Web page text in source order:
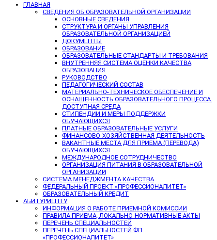
ГЛАВНАЯ
СВЕДЕНИЯ ОБ ОБРАЗОВАТЕЛЬНОЙ ОРГАНИЗАЦИИ
ОСНОВНЫЕ СВЕДЕНИЯ
СТРУКТУРА И ОРГАНЫ УПРАВЛЕНИЯ
ОБРАЗОВАТЕЛЬНОЙ ОРГАНИЗАЦИЕЙ
ДОКУМЕНТЫ
ОБРАЗОВАНИЕ
ОБРАЗОВАТЕЛЬНЫЕ СТАНДАРТЫ И ТРЕБОВАНИЯ
ВНУТРЕННЯЯ СИСТЕМА ОЦЕНКИ КАЧЕСТВА
ОБРАЗОВАНИЯ
РУКОВОДСТВО
ПЕДАГОГИЧЕСКИЙ СОСТАВ
МАТЕРИАЛЬНО-ТЕХНИЧЕСКОЕ ОБЕСПЕЧЕНИЕ И
ОСНАЩЕННОСТЬ ОБРАЗОВАТЕЛЬНОГО ПРОЦЕССА.
ДОСТУПНАЯ СРЕДА
СТИПЕНДИИ И МЕРЫ ПОДДЕРЖКИ
ОБУЧАЮЩИХСЯ
ПЛАТНЫЕ ОБРАЗОВАТЕЛЬНЫЕ УСЛУГИ
ФИНАНСОВО-ХОЗЯЙСТВЕННАЯ ДЕЯТЕЛЬНОСТЬ
ВАКАНТНЫЕ МЕСТА ДЛЯ ПРИЕМА (ПЕРЕВОДА)
ОБУЧАЮЩИХСЯ
МЕЖДУНАРОДНОЕ СОТРУДНИЧЕСТВО
ОРГАНИЗАЦИЯ ПИТАНИЯ В ОБРАЗОВАТЕЛЬНОЙ
ОРГАНИЗАЦИИ
СИСТЕМА МЕНЕДЖМЕНТА КАЧЕСТВА
ФЕДЕРАЛЬНЫЙ ПРОЕКТ «ПРОФЕССИОНАЛИТЕТ»
ОБРАЗОВАТЕЛЬНЫЙ КРЕДИТ
АБИТУРИЕНТУ
ИНФОРМАЦИЯ О РАБОТЕ ПРИЕМНОЙ КОМИССИИ
ПРАВИЛА ПРИЕМА, ЛОКАЛЬНО-НОРМАТИВНЫЕ АКТЫ
ПЕРЕЧЕНЬ СПЕЦИАЛЬНОСТЕЙ
ПЕРЕЧЕНЬ СПЕЦИАЛЬНОСТЕЙ ФП
«ПРОФЕССИОНАЛИТЕТ»